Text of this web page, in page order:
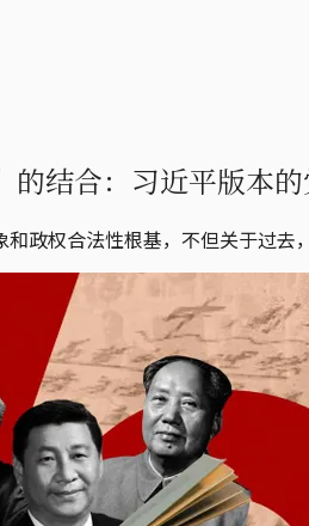
结合：习近平版本的
政权合法性根基，不但关于过